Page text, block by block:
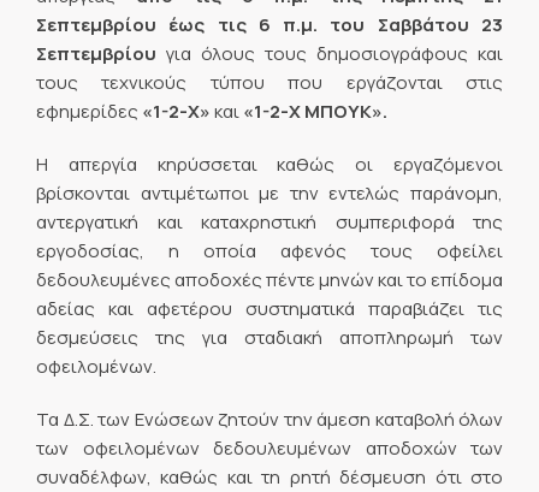
Σεπτεμβρίου έως τις 6 π.μ. του Σαββάτου 23
Σεπτεμβρίου για όλους τους δημοσιογράφους και
τους τεχνικούς τύπου που εργάζονται στις
εφημερίδες «1-2-Χ»και«1-2-Χ ΜΠΟΥΚ».
Η απεργία κηρύσσεται καθώς οι εργαζόμενοι
βρίσκονται αντιμέτωποι με την εντελώς παράνομη,
αντεργατική και καταχρηστική συμπεριφορά της
εργοδοσίας, η οποία αφενός τους οφείλει
δεδουλευμένες αποδοχές πέντε μηνών και το επίδομα
αδείας και αφετέρου συστηματικά παραβιάζει τις
δεσμεύσεις της για σταδιακή αποπληρωμή των
οφειλομένων.
Τα Δ.Σ. των Ενώσεων ζητούν την άμεση καταβολή όλων
των οφειλομένων δεδουλευμένων αποδοχών των
συναδέλφων, καθώς και τη ρητή δέσμευση ότι στο